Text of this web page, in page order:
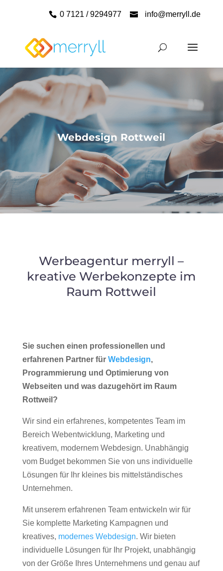
0 7121 / 9294977 info@merryll.de
Webdesign Rottweil
Werbeagentur merryll –
kreative Werbekonzepte im
Raum Rottweil
Sie suchen einen professionellen und
erfahrenen Partner für Webdesign,
Programmierung und Optimierung von
Webseiten und was dazugehört im Raum
Rottweil?
Wir sind ein erfahrenes, kompetentes Team im
Bereich Webentwicklung, Marketing und
kreativem, modernem Webdesign. Unabhängig
vom Budget bekommen Sie von uns individuelle
Lösungen für Ihr kleines bis mittelständisches
Unternehmen.
Mit unserem erfahrenen Team entwickeln wir für
Sie komplette Marketing Kampagnen und
kreatives, modernes Webdesign. Wir bieten
individuelle Lösungen für Ihr Projekt, unabhängig
von der Größe Ihres Unternehmens und genau auf